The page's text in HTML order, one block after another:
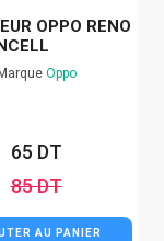
OPPO RENO
Marque Oppo
65 DT
85 DT
AU PANIER